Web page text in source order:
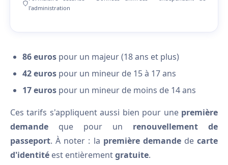
l'administration
86 euros pour un majeur (18 ans et plus)
42 euros pour un mineur de 15 à 17 ans
17 euros pour un mineur de moins de 14 ans
Ces tarifs s'appliquent aussi bien pour une première
demande que pour un renouvellement de
passeport. À noter : la première demandede carte
d'identité est entièrementgratuite.